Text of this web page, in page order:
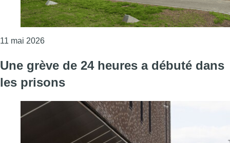
11 mai 2026Consulter l'article "Grève dans toutes les prisons
Une grève de 24 heures a débuté dans
les prisons